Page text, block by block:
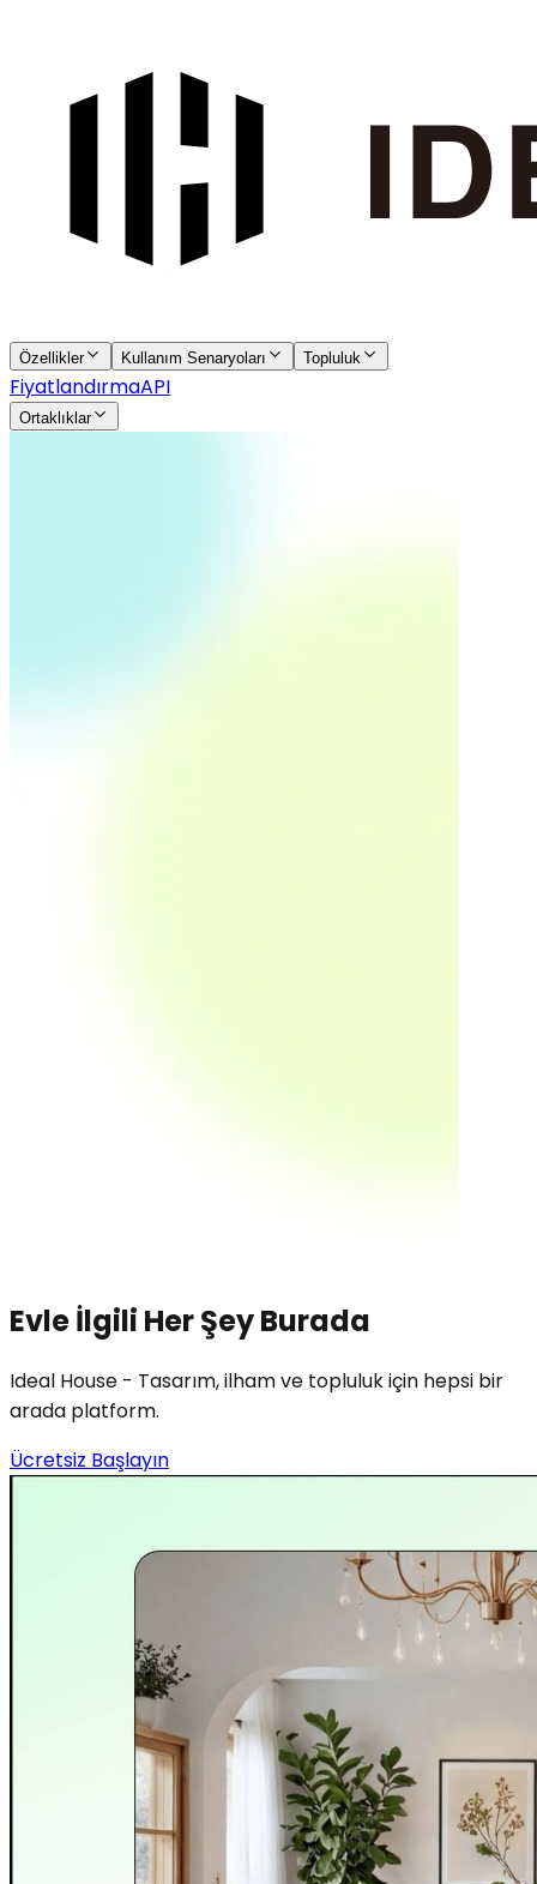
Özellikler Kullanım Senaryoları Topluluk
FiyatlandırmaAPI
Ortaklıklar
Evle İlgili Her Şey Burada
Ideal House - Tasarım, ilham ve topluluk için hepsi bir
arada platform.
Ücretsiz Başlayın